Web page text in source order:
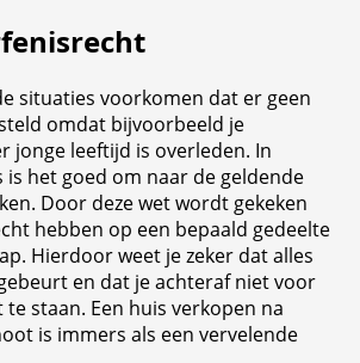
situaties voorkomen dat er geen
omdat bijvoorbeeld je
jonge leeftijd is overleden. In
is het goed om naar de geldende
Door deze wet wordt gekeken
hebben op een bepaald gedeelte
Hierdoor weet je zeker dat alles
en dat je achteraf niet voor
staan. Een huis verkopen na
is immers als een vervelende